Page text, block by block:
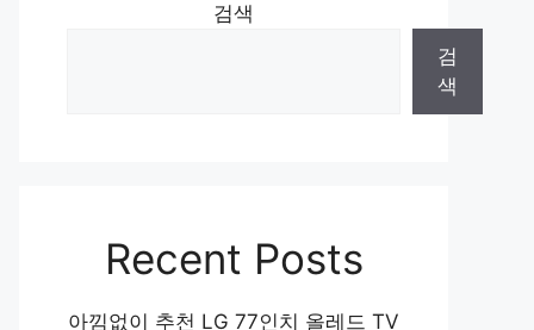
검색
검
색
Recent Posts
아낌없이 추천 LG 77인치 올레드 TV